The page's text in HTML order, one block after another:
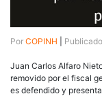
Por COPINH Publicado
Juan Carlos Alfaro
removido por el fiscal
es defendido y